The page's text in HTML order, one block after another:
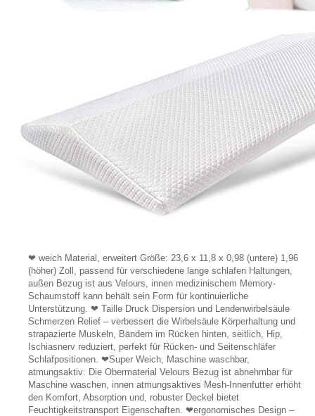
❤ weich Material, erweitert Größe: 23,6 x 11,8 x 0,98 (untere) 1,96
(höher) Zoll, passend für verschiedene lange schlafen Haltungen,
außen Bezug ist aus Velours, innen medizinischem Memory-
Schaumstoff kann behält sein Form für kontinuierliche
Unterstützung. ❤ Taille Druck Dispersion und Lendenwirbelsäule
Schmerzen Relief – verbessert die Wirbelsäule Körperhaltung und
strapazierte Muskeln, Bändern im Rücken hinten, seitlich, Hip,
Ischiasnerv reduziert, perfekt für Rücken- und Seitenschläfer
Schlafpositionen. ❤Super Weich, Maschine waschbar,
atmungsaktiv: Die Obermaterial Velours Bezug ist abnehmbar für
Maschine waschen, innen atmungsaktives Mesh-Innenfutter erhöht
den Komfort, Absorption und, robuster Deckel bietet
Feuchtigkeitstransport Eigenschaften. ❤ergonomisches Design –